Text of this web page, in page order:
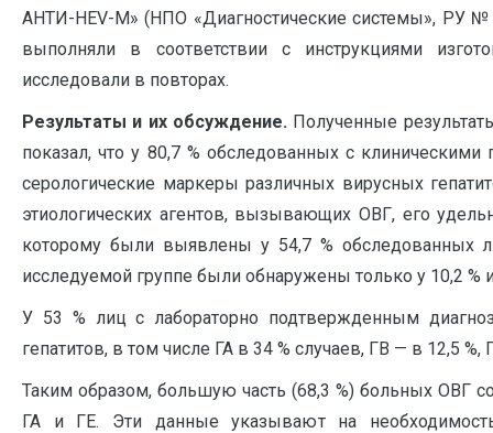
АНТИ-HEV-М» (НПО «Диагностические системы», РУ
выполняли в соответствии с инструкциями
исследовали в повторах.
Результаты и их обсуждение. Полученные
показал, что у 80,7 % обследованных с
серологические маркеры различных вирусных
этиологических агентов, вызывающих ОВГ, его
которому были выявлены у 54,7 % обследованных
исследуемой группе были обнаружены только у 10,2 %
У 53 % лиц с лабораторно подтвержденным
гепатитов, в том числе ГА в 34 % случаев, ГВ — в 12,5 %,
Таким образом, большую часть (68,3 %) больных ОВГ
ГА и ГЕ. Эти данные указывают на необходимость